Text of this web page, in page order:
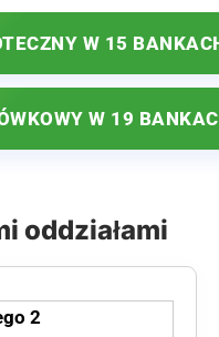
W 15
W 19
oddziałami
2